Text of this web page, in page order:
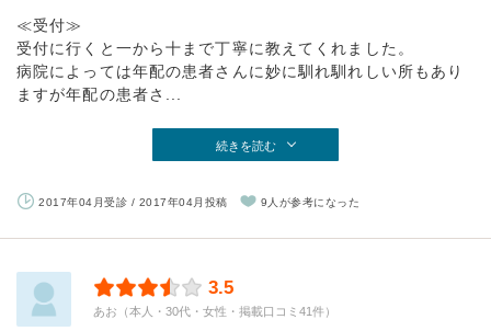
≪受付≫
受付に行くと一から十まで丁寧に教えてくれました。
病院によっては年配の患者さんに妙に馴れ馴れしい所もあり
ますが年配の患者さ...
続きを読む
2017年04月受診 / 2017年04月投稿 9人が参考になった
3.5
あお（本人・30代・女性・掲載口コミ41件）